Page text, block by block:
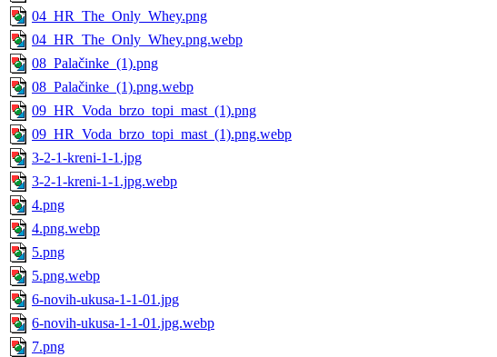
04_HR_The_Only_Whey.png
04_HR_The_Only_Whey.png.webp
08_Palačinke_(1).png
08_Palačinke_(1).png.webp
09_HR_Voda_brzo_topi_mast_(1).png
09_HR_Voda_brzo_topi_mast_(1).png.webp
3-2-1-kreni-1-1.jpg
3-2-1-kreni-1-1.jpg.webp
4.png
4.png.webp
5.png
5.png.webp
6-novih-ukusa-1-1-01.jpg
6-novih-ukusa-1-1-01.jpg.webp
7.png